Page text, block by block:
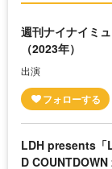
週刊ナイナイミ
（2023年）
出演
LDH presents「
D